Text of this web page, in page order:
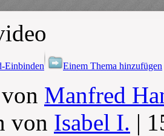
Einbinden Einem Thema hinzufügen
Manfred
von Isabel I. |